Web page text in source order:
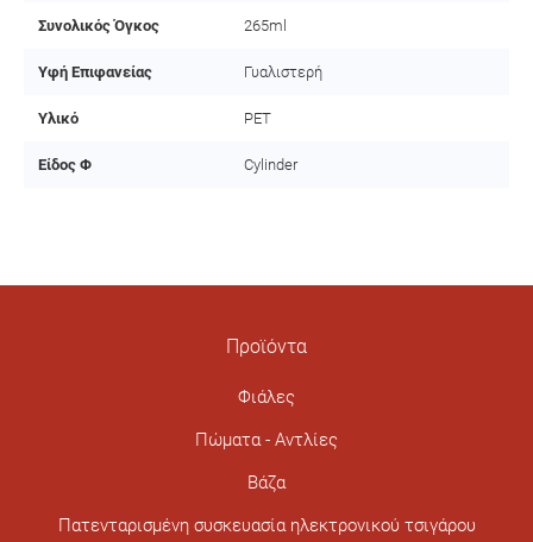
Συνολικός Όγκος 265ml
Υφή Επιφανείας Γυαλιστερή
Υλικό PET
Είδος Φ Cylinder
Προϊόντα
Φιάλες
Πώματα - Αντλίες
Βάζα
Πατενταρισμένη συσκευασία ηλεκτρονικού τσιγάρου